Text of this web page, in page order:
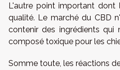
L'autre point important dont
qualité. Le marché du CBD
contenir des ingrédients qui
composé toxique pour les
Somme toute, les réactions